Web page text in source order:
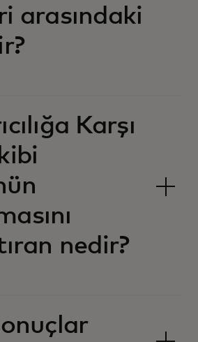
arasındaki
Karşı
nedir?